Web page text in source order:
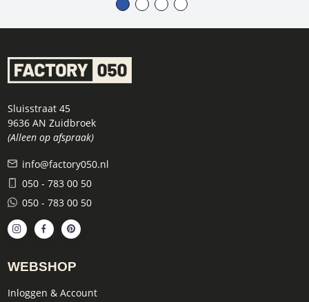
Sluisstraat 45
9636 AN Zuidbroek
(Alleen op afspraak)
info@factory050.nl
050 - 783 00 50
050 - 783 00 50
WEBSHOP
Inloggen & Account